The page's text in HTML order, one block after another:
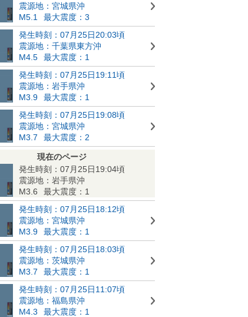
震源地：宮城県沖
M5.1
最大震度：3
発生時刻：07月25日20:03頃
震源地：千葉県東方沖
M4.5
最大震度：1
発生時刻：07月25日19:11頃
震源地：岩手県沖
M3.9
最大震度：1
発生時刻：07月25日19:08頃
震源地：宮城県沖
M3.7
最大震度：2
現在のページ
発生時刻：07月25日19:04頃
震源地：岩手県沖
M3.6
最大震度：1
発生時刻：07月25日18:12頃
震源地：宮城県沖
M3.9
最大震度：1
発生時刻：07月25日18:03頃
震源地：茨城県沖
M3.7
最大震度：1
発生時刻：07月25日11:07頃
震源地：福島県沖
M4.3
最大震度：1